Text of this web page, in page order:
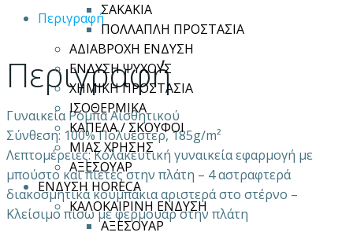
ΣΑΚΑΚΙΑ
ΠΟΛΛΑΠΛΗ ΠΡΟΣΤΑΣΙΑ
ΑΔΙΑΒΡΟΧΗ ΕΝΔΥΣΗ
ΕΝΔΥΣΗ ΨΥΧΟΥΣ
ΧΗΜΙΚΗ ΠΡΟΣΤΑΣΙΑ
ΙΣΟΘΕΡΜΙΚΑ
ΚΑΠΕΛΑ / ΣΚΟΥΦΟΙ
ΜΙΑΣ ΧΡΗΣΗΣ
ΑΞΕΣΟΥΑΡ
ΕΝΔΥΣΗ HORECA
ΚΑΛΟΚΑΙΡΙΝΗ ΕΝΔΥΣΗ
ΑΞΕΣΟΥΑΡ
MIKA
ποσότητα
Περιγραφή
Περιγραφή
Γυναικεία Ρόμπα Αισθητικού
Σύνθεση: 100% Πολυέστερ, 185g/m²
Λεπτομέρειες: Κολακευτική γυναικεία εφαρμογή με
μπούστο και πιέτες στην πλάτη – 4 αστραφτερά
διακοσμητικά κουμπάκια αριστερά στο στέρνο –
Κλείσιμο πίσω με φερμουάρ στην πλάτη